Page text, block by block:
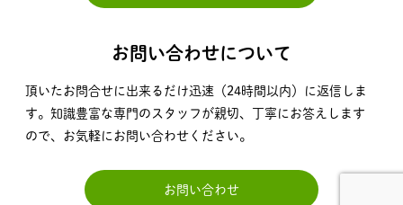
お問い合わせについて
頂いたお問合せに出来るだけ迅速（24時間以内）に返信しま
す。知識豊富な専門のスタッフが親切、丁寧にお答えします
ので、お気軽にお問い合わせください。
お問い合わせ